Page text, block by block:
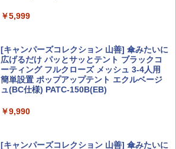
AIRLINE（エアライン）2026年9月号【特
集】ボーイング110周年を祝して！
￥1,760
球の歩き方A ヨーロッパ
A26 地球の歩き方 チェコ ポーランド スロヴ
ァキア 2026～2027 地球の歩き方A ヨーロッ
￥5,999
[キャンパーズコレクション 山善] 傘みたいに
広げるだけ パッとサッとテント ブラックコ
ーティング フルクローズ メッシュ 3-4人用
簡単設置 ポップアップテント エクルベージ
ュ(BC仕様) PATC-150B(EB)
￥9,990
[キャンパーズコレクション 山善] 傘みたいに